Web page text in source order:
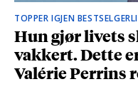
TOPPER IGJEN
Hun gjør livets
vakkert. Dette
Valérie Perrins